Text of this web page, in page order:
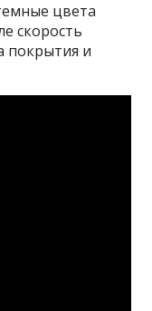
цвета
скорость
покрытия и